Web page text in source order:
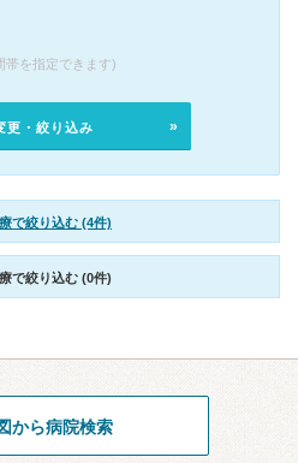
帯を指定できます)
更・絞り込み
で絞り込む (4件)
で絞り込む (0件)
から病院検索